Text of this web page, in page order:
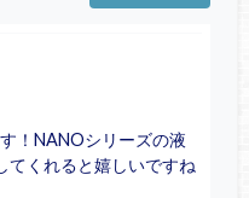
！NANOシリーズの液
てくれると嬉しいですね